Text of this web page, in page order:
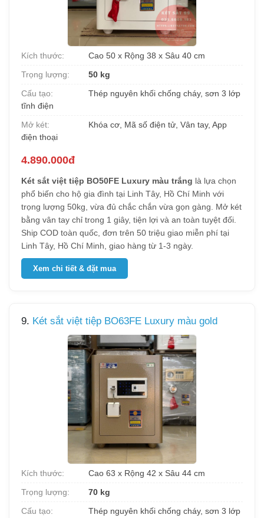
Kích thước:
Cao 50 x Rộng 38 x Sâu 40 cm
Trọng lượng:
50 kg
Cấu tạo:
Thép nguyên khối chống cháy, sơn 3 lớp
tĩnh điện
Mở két:
Khóa cơ, Mã số điện tử, Vân tay, App
điện thoại
4.890.000đ
Két sắt việt tiệp BO50FE Luxury màu trắng là lựa chọn
phổ biến cho hộ gia đình tại Linh Tây, Hồ Chí Minh với
trọng lượng 50kg, vừa đủ chắc chắn vừa gọn gàng. Mở két
bằng vân tay chỉ trong 1 giây, tiện lợi và an toàn tuyệt đối.
Ship COD toàn quốc, đơn trên 50 triệu giao miễn phí tại
Linh Tây, Hồ Chí Minh, giao hàng từ 1-3 ngày.
Xem chi tiết & đặt mua
9. Két sắt việt tiệp BO63FE Luxury màu gold
Kích thước:
Cao 63 x Rộng 42 x Sâu 44 cm
Trọng lượng:
70 kg
Cấu tạo:
Thép nguyên khối chống cháy, sơn 3 lớp